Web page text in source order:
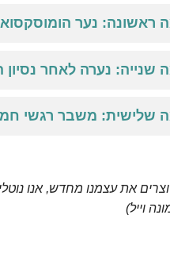
ראשונה: נער
שנייה: נערה לאחר
שלישית: משבר רגשי
את עצמנו מחדש, אנו
וייל)